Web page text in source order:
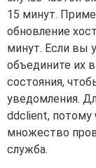
15 минут.
обновление
минут. Если вы
объедините их
состояния,
уведомления.
ddclient, потому
множество
служба.